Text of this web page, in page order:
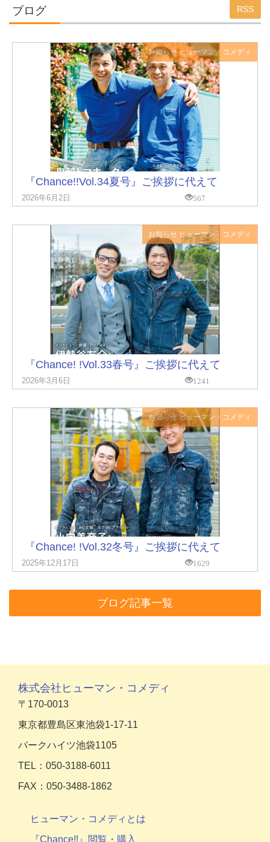
ブログ RSS
お知らせ ヒューマン・コメディ
『Chance!!Vol.34夏号』ご挨拶に代えて
2026年6月2日 567
お知らせ ヒューマン・コメディ
『Chance! !Vol.33春号』ご挨拶に代えて
2026年3月6日 1241
お知らせ ヒューマン・コメディ
『Chance! !Vol.32冬号』ご挨拶に代えて
2025年12月17日 1629
ブログ記事一覧
株式会社ヒューマン・コメディ
〒170-0013
東京都豊島区東池袋1-17-11
パークハイツ池袋1105
TEL：050-3188-6011
FAX：050-3488-1862
ヒューマン・コメディとは
『Chance!!』閲覧・購入